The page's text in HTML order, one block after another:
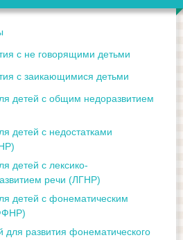
с не говорящими детьми
с заикающимися детьми
детей с общим недоразвитием
детей с недостатками
детей с лексико-
речи (ЛГНР)
детей с фонематическим
для развития фонематического